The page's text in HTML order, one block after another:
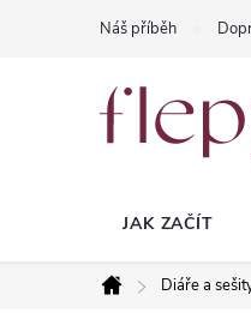
Náš příběh
JAK ZAČÍT
Domů
Diáře a